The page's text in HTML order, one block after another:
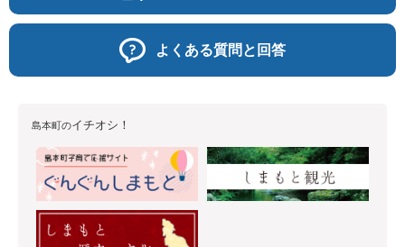
よくある質問と回答
島本町のイチオシ！